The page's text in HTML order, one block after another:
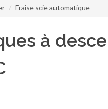
Fraise scie automatique
à